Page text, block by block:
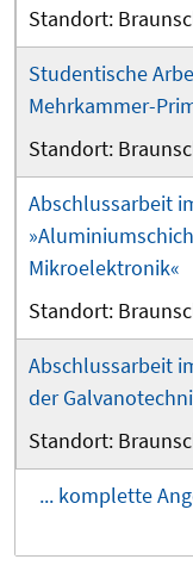
Studentische
Mehrkammer-
Abschlussarbeit
Mikroelektronik«
Abschlussarbeit
der
... komplette